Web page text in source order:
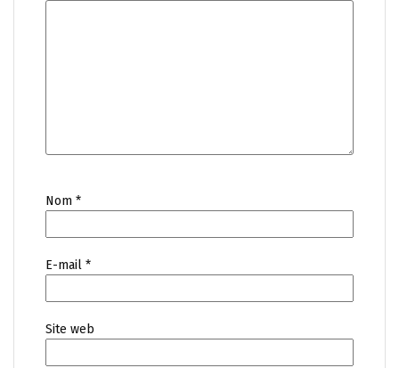
Nom *
E-mail *
Site web